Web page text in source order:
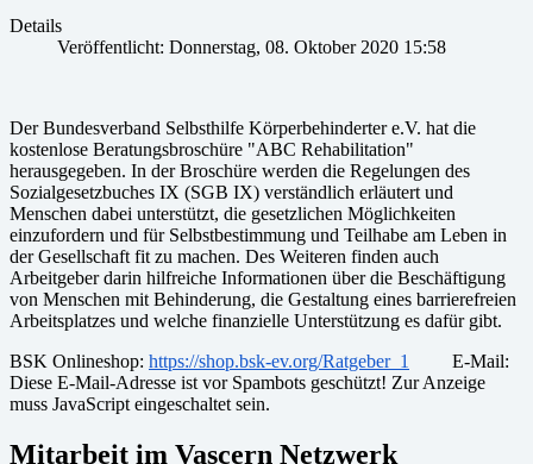
Details
Veröffentlicht: Donnerstag, 08. Oktober 2020 15:58
Der Bundesverband Selbsthilfe Körperbehinderter e.V. hat die
kostenlose Beratungsbroschüre "ABC Rehabilitation"
herausgegeben. In der Broschüre werden die Regelungen des
Sozialgesetzbuches IX (SGB IX) verständlich erläutert und
Menschen dabei unterstützt, die gesetzlichen Möglichkeiten
einzufordern und für Selbstbestimmung und Teilhabe am Leben in
der Gesellschaft fit zu machen. Des Weiteren finden auch
Arbeitgeber darin hilfreiche Informationen über die Beschäftigung
von Menschen mit Behinderung, die Gestaltung eines barrierefreien
Arbeitsplatzes und welche finanzielle Unterstützung es dafür gibt.
BSK Onlineshop: https://shop.bsk-ev.org/Ratgeber_1
E-Mail:
Diese E-Mail-Adresse ist vor Spambots geschützt! Zur Anzeige
muss JavaScript eingeschaltet sein.
Mitarbeit im Vascern Netzwerk